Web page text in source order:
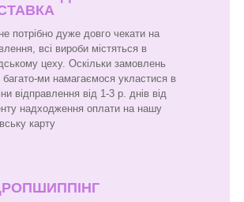
потрібно дуже довго чекати на
всі вироби містяться в
цеху. Оскільки замовлень
ми намагаємося укластися в
відправлення від 1-3 р. днів від
надходження оплати на нашу
карту